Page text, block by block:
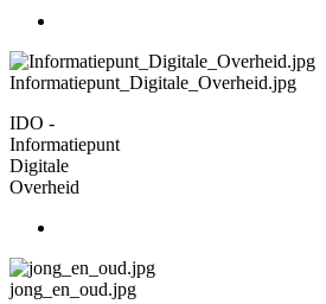
Informatiepunt_Digitale_Overheid.jpg
IDO -
Informatiepunt
Digitale
Overheid
jong_en_oud.jpg